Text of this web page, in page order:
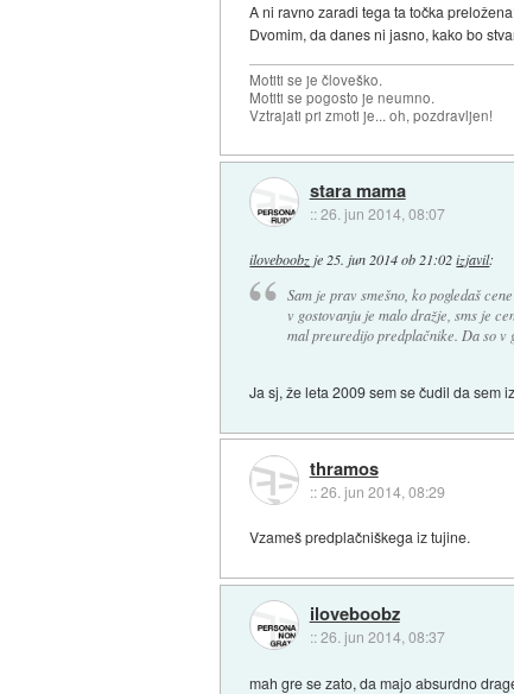
A ni ravno zaradi tega ta točka
Dvomim, da danes ni jasno, kako bo
Motiti se je človeško.
Motiti se pogosto je neumno.
Vztrajati pri zmoti je... oh, pozdravljen!
stara mama
::26. jun 2014, 08:07
iloveboobz je 25. jun 2014 ob 21:02 izjavil:
Sam je prav smešno, ko pogledaš
v gostovanju je malo dražje, sms je
mal preuredijo predplačnike. Da so v
Ja sj, že leta 2009 sem se čudil da sem
thramos
::26. jun 2014, 08:29
Vzameš predplačniškega iz tujine.
iloveboobz
::26. jun 2014, 08:37
mah gre se zato, da majo absurdno